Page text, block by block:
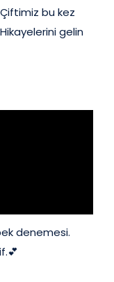
Çiftimiz bu kez
gelin
denemesi.